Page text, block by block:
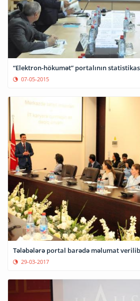
07-05-2015
Tələbələrə portal barədə məlumat verilib
29-03-2017